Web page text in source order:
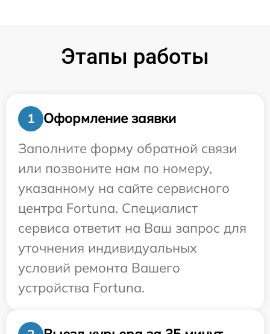
Этапы работы
1
Оформление заявки
Заполните форму обратной связи
или позвоните нам по номеру,
указанному на сайте сервисного
центра Fortuna. Специалист
сервиса ответит на Ваш запрос для
уточнения индивидуальных
условий ремонта Вашего
устройства Fortuna.